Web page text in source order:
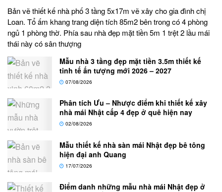
Bản vẽ thiết kế nhà phố 3 tầng 5x17m vẽ xây cho gia đình chị
Loan. Tổ ấm khang trang diện tích 85m2 bên trong có 4 phòng
ngủ 1 phòng thờ. Phía sau nhà đẹp mặt tiền 5m 1 trệt 2 lầu mái
thái này có sân thượng
Mẫu nhà 3 tầng đẹp mặt tiền 3.5m thiết kế
tinh tế ấn tượng mới 2026 – 2027
07/08/2026
Phân tích Ưu – Nhược điểm khi thiết kế xây
nhà mái Nhật cấp 4 đẹp ở quê hiện nay
02/08/2026
Mẫu thiết kế nhà sàn mái Nhật đẹp bê tông
hiện đại anh Quang
17/07/2026
Điểm danh những mẫu nhà mái Nhật đẹp ở